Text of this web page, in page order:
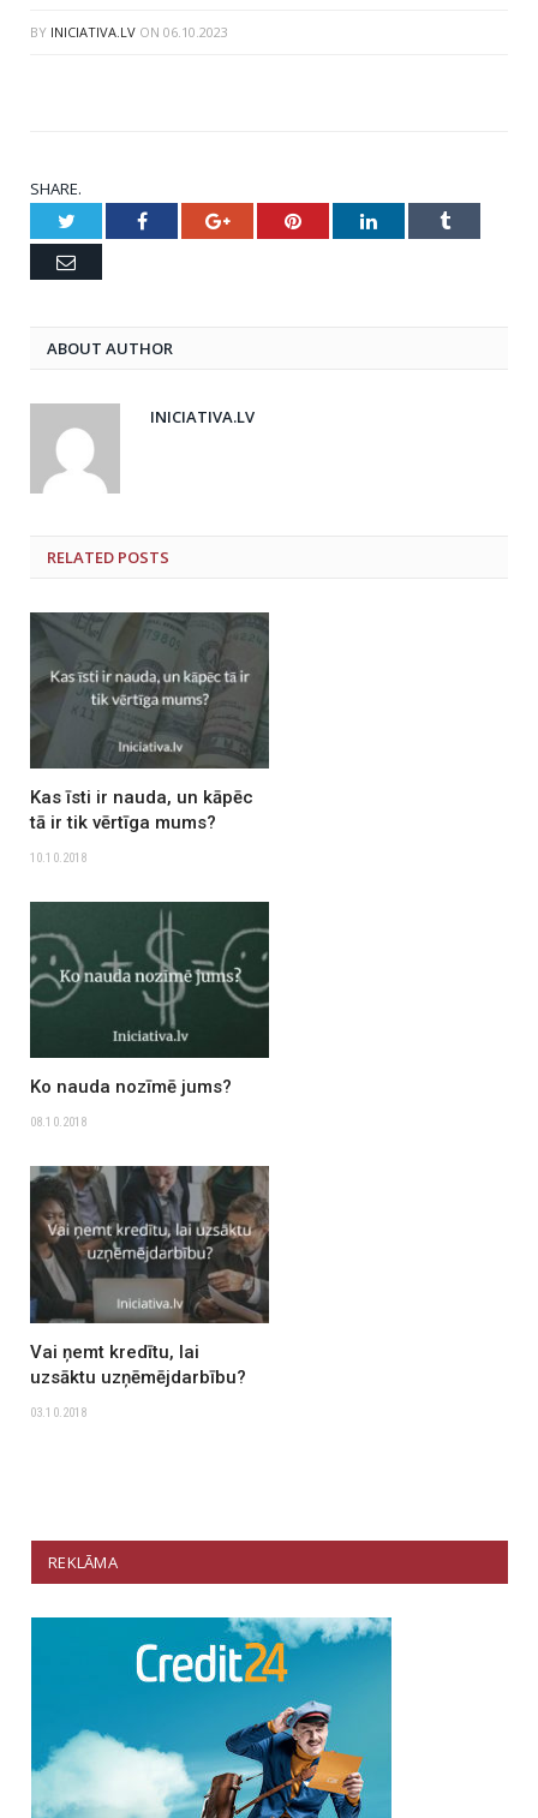
BY INICIATIVA.LV ON 06.10.2023
SHARE.
Twitter Facebook Google+ Pinterest LinkedIn Tumblr
Email
ABOUT AUTHOR
INICIATIVA.LV
RELATED POSTS
Kas īsti ir nauda, un kāpēc
tā ir tik vērtīga mums?
10.10.2018
Ko nauda nozīmē jums?
08.10.2018
Vai ņemt kredītu, lai
uzsāktu uzņēmējdarbību?
03.10.2018
REKLĀMA